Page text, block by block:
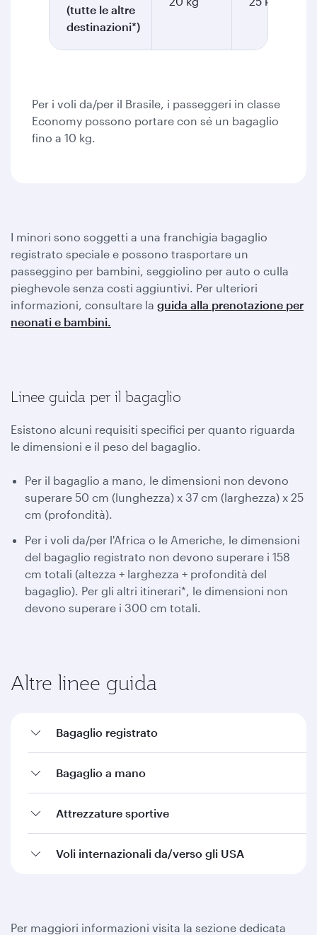
(tutte le altre
destinazioni*)
Per i voli da/per il Brasile, i passeggeri in classe
Economy possono portare con sé un bagaglio
fino a 10 kg.
I minori sono soggetti a una franchigia bagaglio
registrato speciale e possono trasportare un
passeggino per bambini, seggiolino per auto o culla
pieghevole senza costi aggiuntivi. Per ulteriori
informazioni, consultare la guida alla prenotazione per
neonati e bambini.
Linee guida per il bagaglio
Esistono alcuni requisiti specifici per quanto riguarda
le dimensioni e il peso del bagaglio.
Per il bagaglio a mano, le dimensioni non devono
superare 50 cm (lunghezza) x 37 cm (larghezza) x 25
cm (profondità).
Per i voli da/per l'Africa o le Americhe, le dimensioni
del bagaglio registrato non devono superare i 158
cm totali (altezza + larghezza + profondità del
bagaglio). Per gli altri itinerari*, le dimensioni non
devono superare i 300 cm totali.
Altre linee guida
Bagaglio registrato
Bagaglio a mano
Attrezzature sportive
Voli internazionali da/verso gli USA
Per maggiori informazioni visita la sezione dedicata